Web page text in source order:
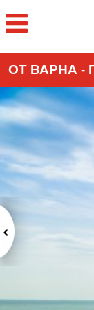
ОТ ВАРНА -